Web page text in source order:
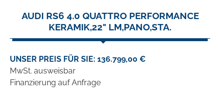
AUDI RS6 4.0 QUATTRO PERFORMANCE
KERAMIK,22" LM,PANO,STA.
UNSER PREIS FÜR SIE: 136.799,00 €
MwSt. ausweisbar
Finanzierung auf Anfrage